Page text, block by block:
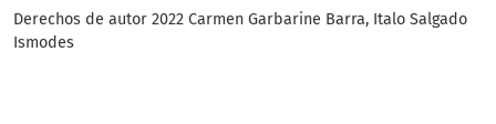
Derechos de autor 2022 Carmen Garbarine Barra, Italo Salgado
Ismodes